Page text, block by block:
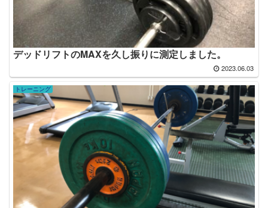
デッドリフトのMAXを久し振りに測定しました。
2023.06.03
トレーニング